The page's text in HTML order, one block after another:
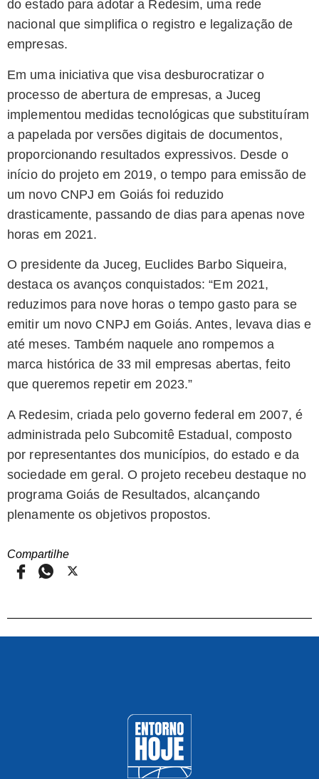
do estado para adotar a Redesim, uma rede
nacional que simplifica o registro e legalização de
empresas.
Em uma iniciativa que visa desburocratizar o
processo de abertura de empresas, a Juceg
implementou medidas tecnológicas que substituíram
a papelada por versões digitais de documentos,
proporcionando resultados expressivos. Desde o
início do projeto em 2019, o tempo para emissão de
um novo CNPJ em Goiás foi reduzido
drasticamente, passando de dias para apenas nove
horas em 2021.
O presidente da Juceg, Euclides Barbo Siqueira,
destaca os avanços conquistados: “Em 2021,
reduzimos para nove horas o tempo gasto para se
emitir um novo CNPJ em Goiás. Antes, levava dias e
até meses. Também naquele ano rompemos a
marca histórica de 33 mil empresas abertas, feito
que queremos repetir em 2023.”
A Redesim, criada pelo governo federal em 2007, é
administrada pelo Subcomitê Estadual, composto
por representantes dos municípios, do estado e da
sociedade em geral. O projeto recebeu destaque no
programa Goiás de Resultados, alcançando
plenamente os objetivos propostos.
Compartilhe